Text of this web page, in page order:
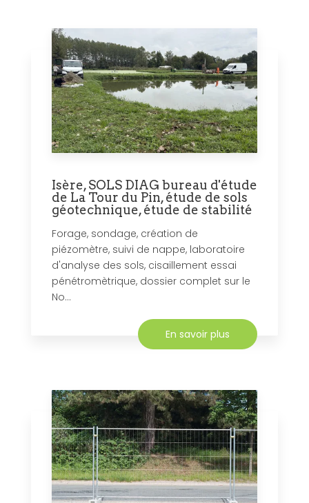
Isère, SOLS DIAG bureau d'étude
de La Tour du Pin, étude de sols
géotechnique, étude de stabilité
Forage, sondage, création de
piézomètre, suivi de nappe, laboratoire
d'analyse des sols, cisaillement essai
pénétromètrique, dossier complet sur le
No...
En savoir plus